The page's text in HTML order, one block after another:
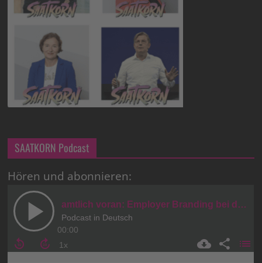
SAATKORN Podcast
Hören und abonnieren: